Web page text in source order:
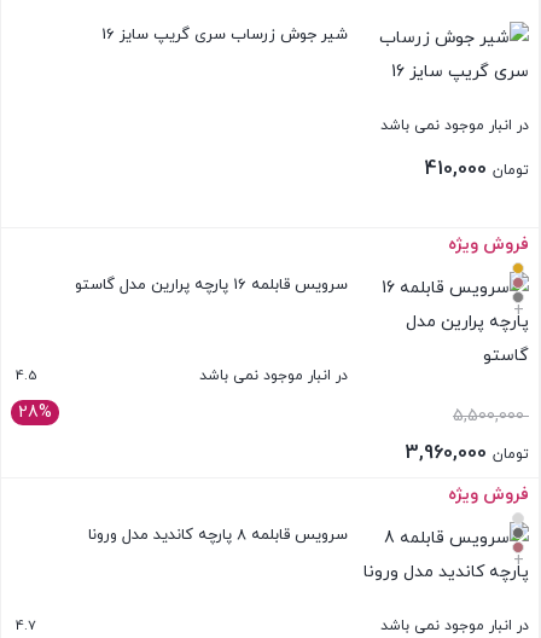
شیر جوش زرساب سری گریپ سایز 16
در انبار موجود نمی باشد
تومان
بستن
فروش ویژه
سرویس قابلمه 16 پارچه پرارین مدل گاستو
در انبار موجود نمی باشد 4.5
28% 5,500,000
تومان
بستن
+
فروش ویژه
سرویس قابلمه 8 پارچه کاندید مدل ورونا
در انبار موجود نمی باشد 4.7
+